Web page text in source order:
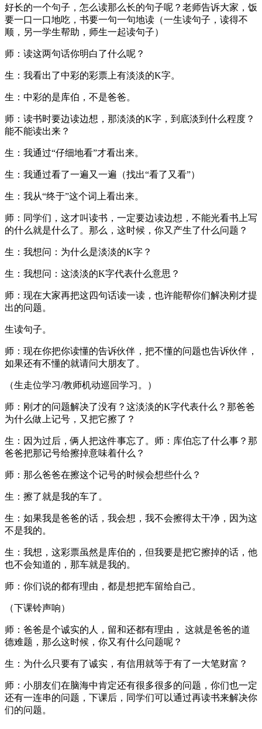
好长的一个句子，怎么读那么长的句子呢？老师告诉大家，饭
要一口一口地吃，书要一句一句地读（一生读句子，读得不
顺，另一学生帮助，师生一起读句子）
师：读这两句话你明白了什么呢？
生：我看出了中彩的彩票上有淡淡的K字。
生：中彩的是库伯，不是爸爸。
师：读书时要边读边想，那淡淡的K字，到底淡到什么程度？
能不能读出来？
生：我通过“仔细地看”才看出来。
生：我通过看了一遍又一遍（找出“看了又看”）
生：我从“终于”这个词上看出来。
师：同学们，这才叫读书，一定要边读边想，不能光看书上写
的什么就是什么了。那么，这时候，你又产生了什么问题？
生：我想问：为什么是淡淡的K字？
生：我想问：这淡淡的K字代表什么意思？
师：现在大家再把这四句话读一读，也许能帮你们解决刚才提
出的问题。
生读句子。
师：现在你把你读懂的告诉伙伴，把不懂的问题也告诉伙伴，
如果还有不懂的就请问大朋友了。
（生走位学习/教师机动巡回学习。）
师：刚才的问题解决了没有？这淡淡的K字代表什么？那爸爸
为什么做上记号，又把它擦了？
生：因为过后，俩人把这件事忘了。师：库伯忘了什么事？那
爸爸把那记号给擦掉意味着什么？
师：那么爸爸在擦这个记号的时候会想些什么？
生：擦了就是我的车了。
生：如果我是爸爸的话，我会想，我不会擦得太干净，因为这
不是我的。
生：我想，这彩票虽然是库伯的，但我要是把它擦掉的话，他
也不会知道的，那车就是我的。
师：你们说的都有理由，都是想把车留给自己。
（下课铃声响）
师：爸爸是个诚实的人，留和还都有理由， 这就是爸爸的道
德难题，那么这时候，你又有什么问题呢？
生：为什么只要有了诚实，有信用就等于有了一大笔财富？
师：小朋友们在脑海中肯定还有很多很多的问题，你们也一定
还有一连串的问题，下课后，同学们可以通过再读书来解决你
们的问题。